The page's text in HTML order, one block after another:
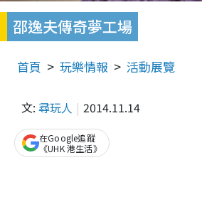
邵逸夫傳奇夢工場
首頁 玩樂情報 活動展覽
文: 尋玩人 2014.11.14
在Google追蹤
《UHK 港生活》